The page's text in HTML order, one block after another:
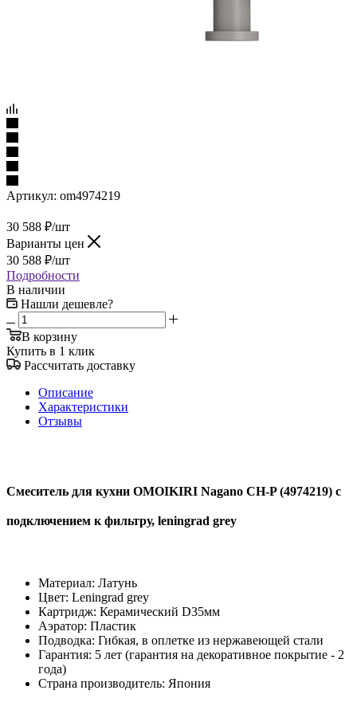
Артикул: om4974219
30 588 ₽/шт
Варианты цен
30 588 ₽/шт
Подробности
В наличии
Нашли дешевле?
В корзину
Купить в 1 клик
Рассчитать доставку
Описание
Характеристики
Отзывы
Смеситель для кухни OMOIKIRI Nagano CH-P (4974219) с
подключением к фильтру, leningrad grey
Материал: Латунь
Цвет: Leningrad grey
Картридж: Керамический D35мм
Аэратор: Пластик
Подводка: Гибкая, в оплетке из нержавеющей стали
Гарантия: 5 лет (гарантия на декоративное покрытие - 2
года)
Страна производитель: Япония